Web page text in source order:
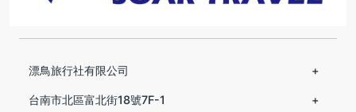
漂鳥旅行社有限公司
台南市北區富北街18號7F-1